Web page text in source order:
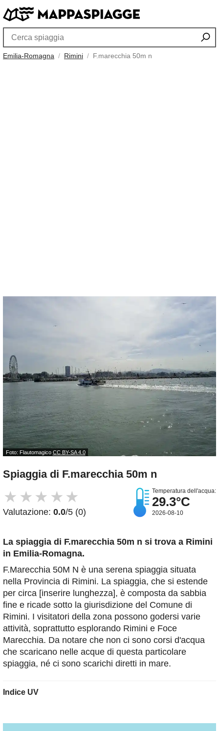
Emilia-Romagna Rimini F.marecchia 50m n
Foto: Flautomagico CC BY-SA 4.0
Spiaggia di F.marecchia 50m n
★ ★ ★ ★ ★
Valutazione: 0.0/5 (0)
Temperatura dell'acqua:
29.3°C
2026-08-10
La spiaggia di F.marecchia 50m n si trova a Rimini
in Emilia-Romagna.
F.Marecchia 50M N è una serena spiaggia situata
nella Provincia di Rimini. La spiaggia, che si estende
per circa [inserire lunghezza], è composta da sabbia
fine e ricade sotto la giurisdizione del Comune di
Rimini. I visitatori della zona possono godersi varie
attività, soprattutto esplorando Rimini e Foce
Marecchia. Da notare che non ci sono corsi d'acqua
che scaricano nelle acque di questa particolare
spiaggia, né ci sono scarichi diretti in mare.
Indice UV